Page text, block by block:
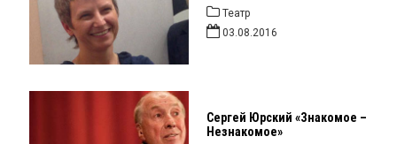
Театр
03.08.2016
Сергей Юрский «Знакомое –
Незнакомое»